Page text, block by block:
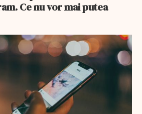
Ce nu vor mai putea